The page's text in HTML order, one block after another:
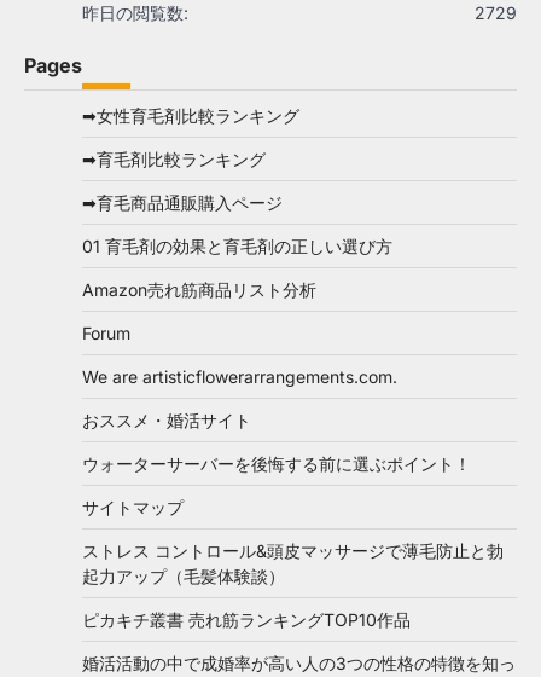
2729
昨日の閲覧数:
Pages
➡女性育毛剤比較ランキング
➡育毛剤比較ランキング
➡育毛商品通販購入ページ
01 育毛剤の効果と育毛剤の正しい選び方
Amazon売れ筋商品リスト分析
Forum
We are artisticflowerarrangements.com.
おススメ・婚活サイト
ウォーターサーバーを後悔する前に選ぶポイント！
サイトマップ
ストレス コントロール&頭皮マッサージで薄毛防止と勃
起力アップ（毛髪体験談）
ピカキチ叢書 売れ筋ランキングTOP10作品
婚活活動の中で成婚率が高い人の3つの性格の特徴を知っ